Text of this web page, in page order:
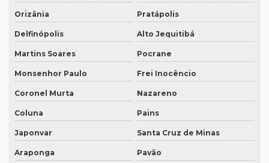
Orizânia Pratápolis
Delfinópolis Alto Jequitibá
Martins Soares Pocrane
Monsenhor Paulo Frei Inocêncio
Coronel Murta Nazareno
Coluna Pains
Japonvar Santa Cruz de Minas
Araponga Pavão